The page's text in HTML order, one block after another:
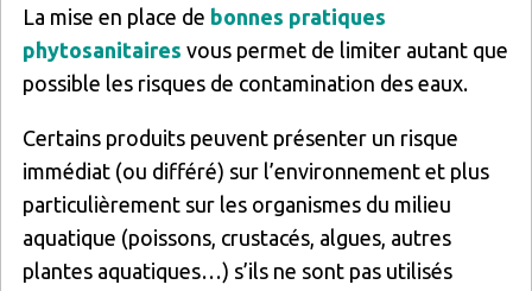
La mise en place de bonnes pratiques
phytosanitaires vous permet de limiter autant que
possible les risques de contamination des eaux.
Certains produits peuvent présenter un risque
immédiat (ou différé) sur l’environnement et plus
particulièrement sur les organismes du milieu
aquatique (poissons, crustacés, algues, autres
plantes aquatiques…) s’ils ne sont pas utilisés